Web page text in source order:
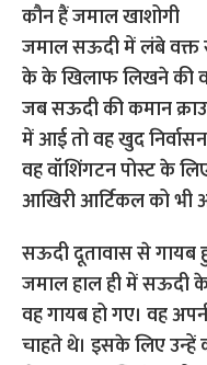
कौन हैं जमाल खाशोगी
जमाल सऊदी में लंबे वक्त से
के के खिलाफ लिखने की
जब सऊदी की कमान
में आई तो वह खुद
वह वॉशिंगटन पोस्ट के
आखिरी आर्टिकल को भी
सऊदी दूतावास से गायब
जमाल हाल ही में सऊदी
वह गायब हो गए। वह
चाहते थे। इसके लिए उन्‍हें